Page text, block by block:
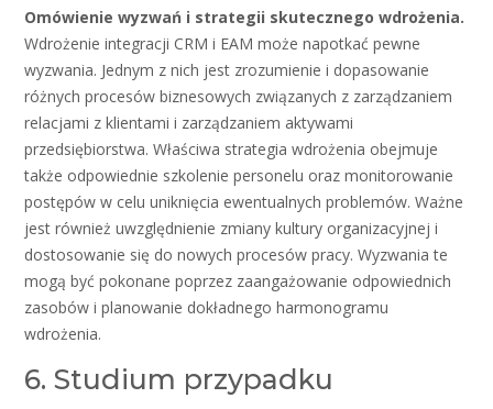
Omówienie wyzwań i strategii skutecznego wdrożenia.
Wdrożenie integracji CRM i EAM może napotkać pewne
wyzwania. Jednym z nich jest zrozumienie i dopasowanie
różnych procesów biznesowych związanych z zarządzaniem
relacjami z klientami i zarządzaniem aktywami
przedsiębiorstwa. Właściwa strategia wdrożenia obejmuje
także odpowiednie szkolenie personelu oraz monitorowanie
postępów w celu uniknięcia ewentualnych problemów. Ważne
jest również uwzględnienie zmiany kultury organizacyjnej i
dostosowanie się do nowych procesów pracy. Wyzwania te
mogą być pokonane poprzez zaangażowanie odpowiednich
zasobów i planowanie dokładnego harmonogramu
wdrożenia.
6. Studium przypadku